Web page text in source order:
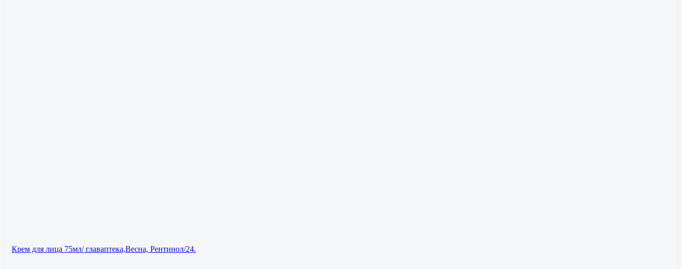
Крем для лица 75мл/ главаптека,Весна, Рентинол/24.